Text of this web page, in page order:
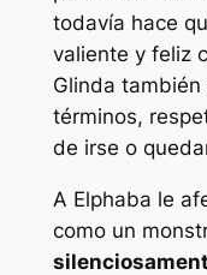
todavía hace
valiente y feliz
Glinda
términos,
de irse o
A Elphaba le
como un